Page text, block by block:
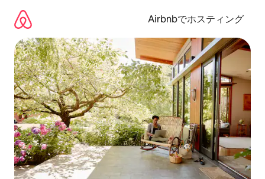
Airbnbでホスティング